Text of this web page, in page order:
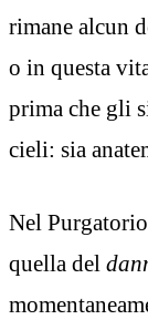
rimane alcun
o in questa
prima che gli
cieli: sia
Nel
quella del